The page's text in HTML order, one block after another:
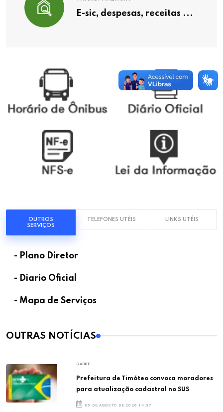
E-sic, despesas, receitas ...
OUTROS
SERVIÇOS
TELEFONES UTÉIS LINKS UTÉIS
- Plano Diretor
- Diario Oficial
- Mapa de Serviços
OUTRAS NOTÍCIAS
SAÚDE
Prefeitura de Timóteo convoca moradores
para atualização cadastral no SUS
05 DE AGOSTO DE 2026 14:07